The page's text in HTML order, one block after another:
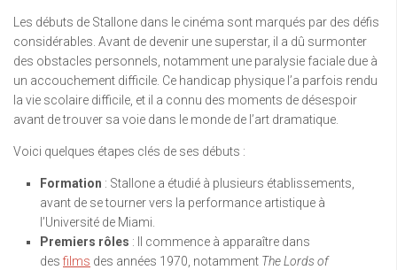
Les débuts de Stallone dans le cinéma sont marqués par des défis
considérables. Avant de devenir une superstar, il a dû surmonter
des obstacles personnels, notamment une paralysie faciale due à
un accouchement difficile. Ce handicap physique l’a parfois rendu
la vie scolaire difficile, et il a connu des moments de désespoir
avant de trouver sa voie dans le monde de l’art dramatique.
Voici quelques étapes clés de ses débuts :
Formation : Stallone a étudié à plusieurs établissements,
avant de se tourner vers la performance artistique à
l’Université de Miami.
Premiers rôles : Il commence à apparaître dans
des films des années 1970, notamment The Lords of